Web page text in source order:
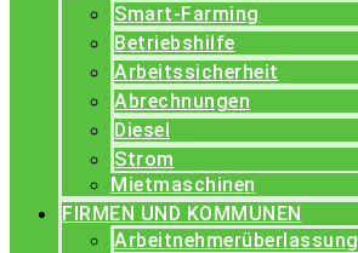
Smart-Farming
Betriebshilfe
Arbeitssicherheit
Abrechnungen
Diesel
Strom
Mietmaschinen
FIRMEN UND KOMMUNEN
Arbeitnehmerüberlassung